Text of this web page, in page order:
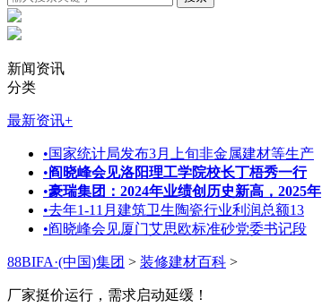
新闻资讯
分类
最新资讯+
•国家统计局发布3月上旬非金属建材等生产
•阎晓峰会见洛阳理工学院校长丁梧秀一行
•豪瑞集团：2024年业绩创历史新高，2025年
•去年1-11月建筑卫生陶瓷行业利润总额13
•阎晓峰会见厦门艾思欧标准砂党委书记段
88BIFA·(中国)集团 > 装修建材百科 >
厂家挺价运行，需求启动延缓！